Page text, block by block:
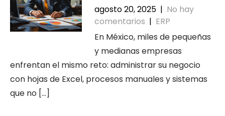
agosto 20, 2025 | No hay
comentarios | ERP
En México, miles de pequeñas
y medianas empresas
enfrentan el mismo reto: administrar su negocio
con hojas de Excel, procesos manuales y sistemas
que no […]